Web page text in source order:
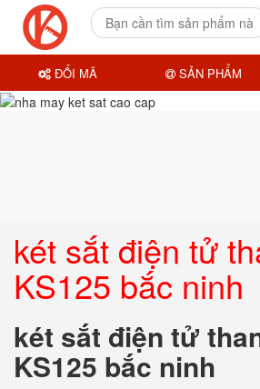
két sắt điện tử
KS125 bắc ninh
két sắt điện tử
KS125 bắc ninh
ĐỔI MÃ SẢN PHẨM